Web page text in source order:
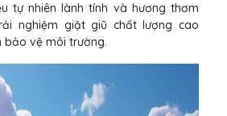
tự nhiên lành tính và hương thơm
nghiệm giặt giũ chất lượng cao
vệ môi trường.